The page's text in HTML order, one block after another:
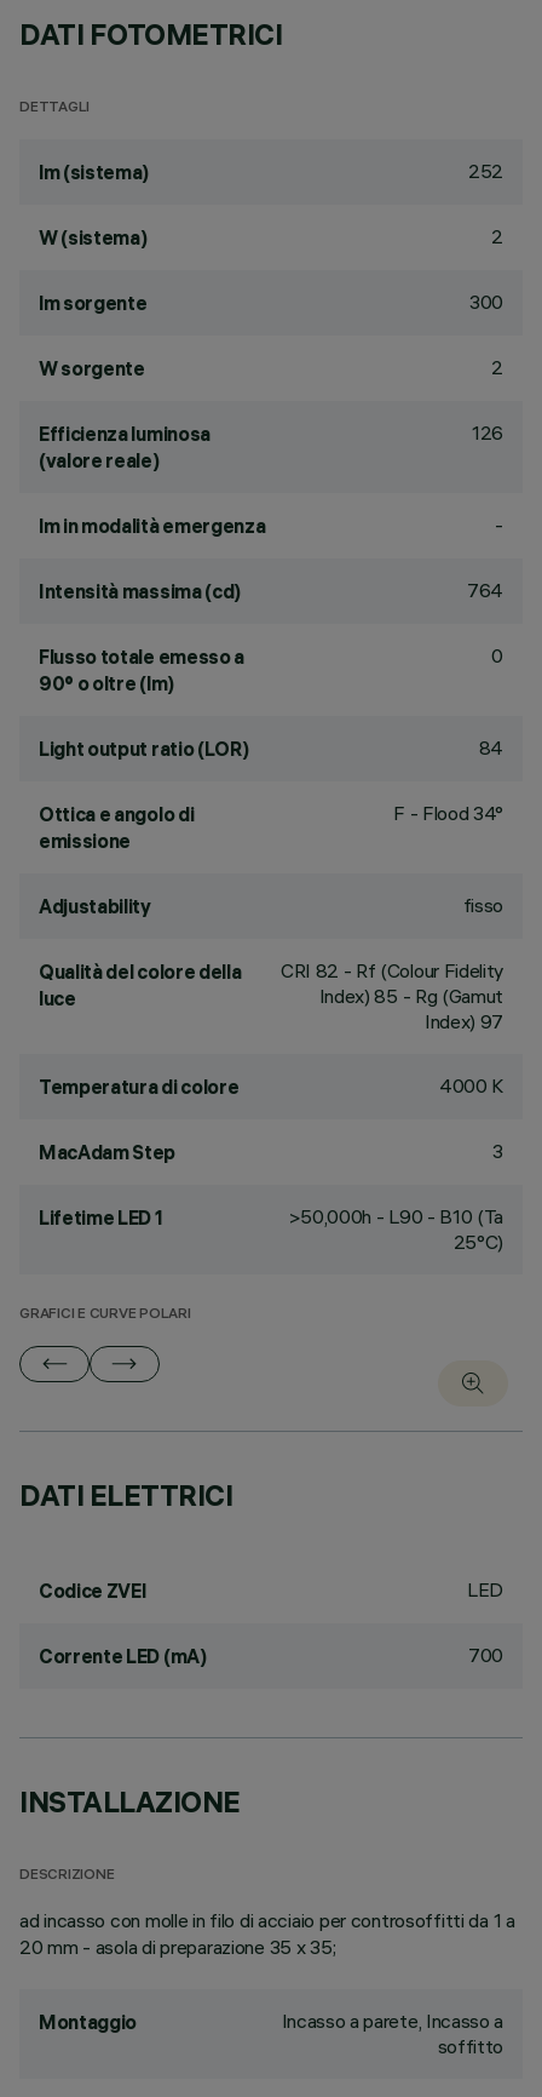
DATI FOTOMETRICI
DETTAGLI
lm (sistema) 252
W (sistema) 2
lm sorgente 300
W sorgente 2
Efficienza luminosa
(valore reale)
126
lm in modalità emergenza -
Intensità massima (cd) 764
Flusso totale emesso a
90° o oltre (lm)
0
Light output ratio (LOR) 84
Ottica e angolo di
emissione
F - Flood 34°
Adjustability fisso
Qualità del colore della
luce
CRI 82 - Rf (Colour Fidelity
Index) 85 - Rg (Gamut
Index) 97
Temperatura di colore 4000 K
MacAdam Step 3
Lifetime LED 1
>50,000h - L90 - B10 (Ta
25°C)
GRAFICI E CURVE POLARI
DATI ELETTRICI
Codice ZVEI LED
Corrente LED (mA) 700
INSTALLAZIONE
DESCRIZIONE
ad incasso con molle in filo di acciaio per controsoffitti da 1 a
20 mm - asola di preparazione 35 x 35;
Montaggio
Incasso a parete, Incasso a
soffitto